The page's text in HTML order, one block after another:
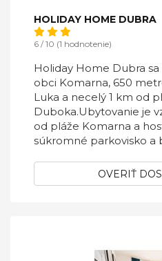
HOLIDAY HOME DUBRA
6 / 10 (1 hodnotenie)
Holiday Home Dubra
obci Komarna, 650
Luka a necelý 1 km od
Duboka.Ubytovanie je
od pláže Komarna a
súkromné ​​parkovisko a
OVERIŤ